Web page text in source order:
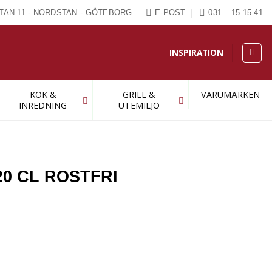
11 - NORDSTAN - GÖTEBORG E-POST 031 – 15 15 41
INSPIRATION
KÖK &
INREDNING
GRILL &
UTEMILJÖ
VARUMÄRKEN
CL ROSTFRI